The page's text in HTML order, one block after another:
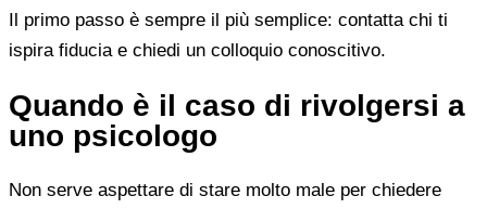
Il primo passo è sempre il più semplice: contatta chi ti
ispira fiducia e chiedi un colloquio conoscitivo.
Quando è il caso di rivolgersi a
uno psicologo
Non serve aspettare di stare molto male per chiedere